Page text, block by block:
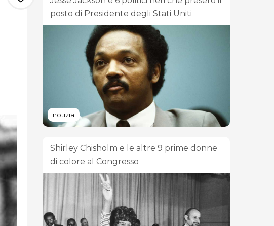
posto di Presidente degli Stati Uniti
notizia
Shirley Chisholm e le altre 9 prime donne
di colore al Congresso